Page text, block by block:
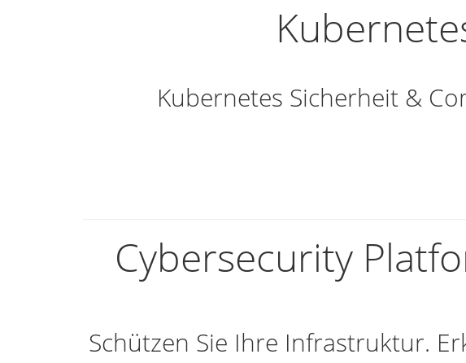
Kubernetes Sicherheit &
Cybersecurity
Schützen Sie Ihre Infrastruktur.